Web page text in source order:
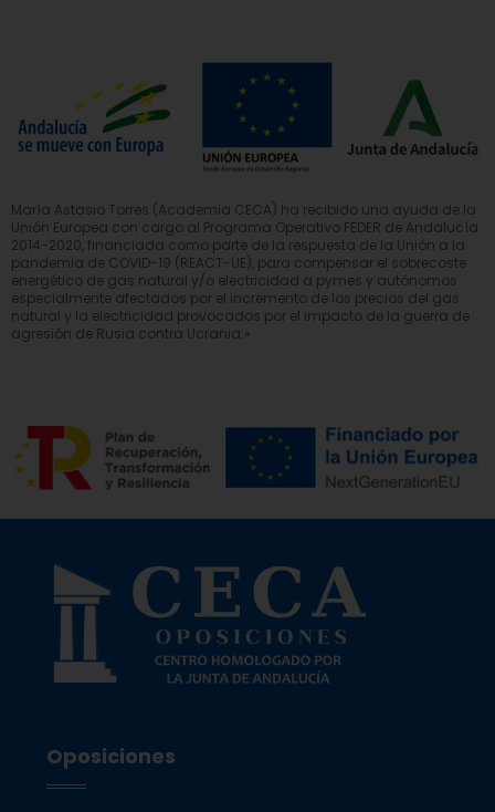
María Astasio Torres (Academia CECA) ha recibido una ayuda de la
Unión Europea con cargo al Programa Operativo FEDER de Andalucía
2014-2020, financiada como parte de la respuesta de la Unión a la
pandemia de COVID-19 (REACT-UE), para compensar el sobrecoste
energético de gas natural y/o electricidad a pymes y autónomos
especialmente afectados por el incremento de los precios del gas
natural y la electricidad provocados por el impacto de la guerra de
agresión de Rusia contra Ucrania.»
Oposiciones